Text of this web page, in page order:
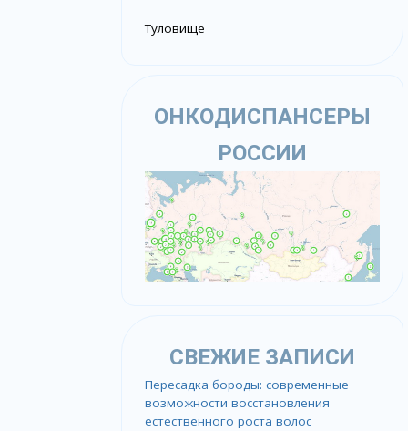
Туловище
ОНКОДИСПАНСЕРЫ
РОССИИ
СВЕЖИЕ ЗАПИСИ
Пересадка бороды: современные
возможности восстановления
естественного роста волос